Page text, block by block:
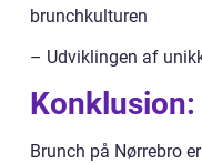
brunchkulturen
– Udviklingen af
Konklusion:
Brunch på Nørrebro